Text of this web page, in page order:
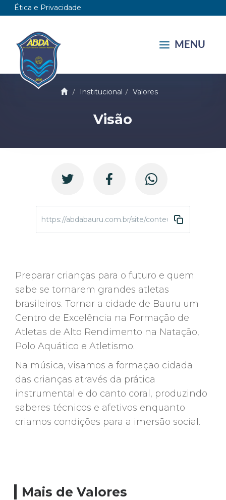
Ética e Privacidade
MENU
Institucional Valores
Visão
https://abdabauru.com.br/site/conteudo/150-
Preparar crianças para o futuro e quem
sabe se tornarem grandes atletas
brasileiros. Tornar a cidade de Bauru um
Centro de Excelência na Formação de
Atletas de Alto Rendimento na Natação,
Polo Aquático e Atletismo.
Na música, visamos a formação cidadã
das crianças através da prática
instrumental e do canto coral, produzindo
saberes técnicos e afetivos enquanto
criamos condições para a imersão social.
Mais de Valores